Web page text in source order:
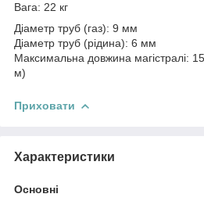
Вага: 22 кг
Діаметр труб (газ): 9 мм
Діаметр труб (рідина): 6 мм
Максимальна довжина магістралі:
м)
Приховати
Характеристики
Основні